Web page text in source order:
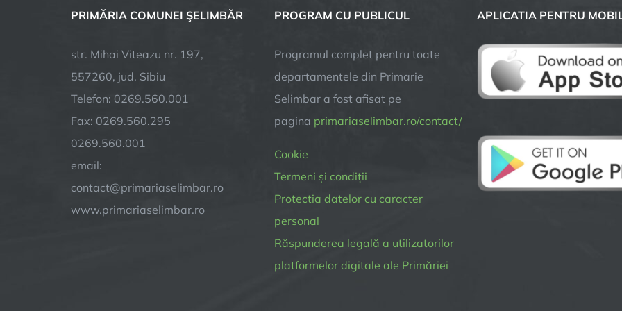
depus
PRIMĂRIA COMUNEI ŞELIMBĂR
str. Mihai Viteazu nr. 197,
557260, jud. Sibiu
Telefon: 0269.560.001
Fax: 0269.560.295
0269.560.001
email:
contact@primariaselimbar.ro
www.primariaselimbar.ro
PROGRAM CU PUBLICUL
Programul complet pentru toate
departamentele din Primarie
Selimbar a fost afisat pe
pagina primariaselimbar.ro/contact/
Cookie
Termeni și condiții
Protectia datelor cu caracter
personal
Răspunderea legală a utilizatorilor
platformelor digitale ale Primăriei
APLICATIA PENTRU